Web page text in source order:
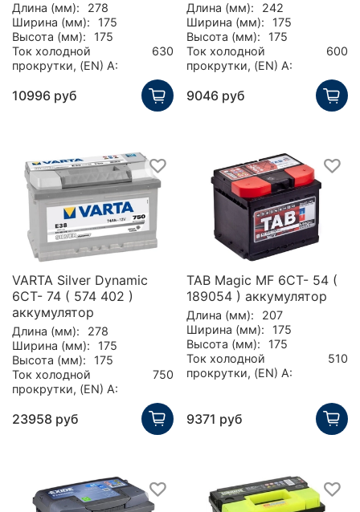
Длина (мм):
278
Ширина (мм):
175
Высота (мм):
175
Ток холодной
прокрутки, (EN) А:
630
10996 руб
Длина (мм):
242
Ширина (мм):
175
Высота (мм):
175
Ток холодной
прокрутки, (EN) А:
600
9046 руб
VARTA Silver Dynamic
6CT- 74 ( 574 402 )
аккумулятор
Длина (мм):
278
Ширина (мм):
175
Высота (мм):
175
Ток холодной
прокрутки, (EN) А:
750
23958 руб
TAB Magic MF 6CT- 54 (
189054 ) аккумулятор
Длина (мм):
207
Ширина (мм):
175
Высота (мм):
175
Ток холодной
прокрутки, (EN) А:
510
9371 руб